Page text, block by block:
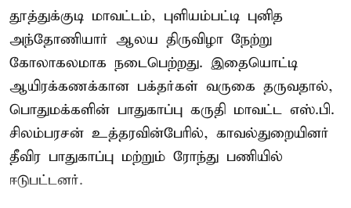
தூத்துக்குடி மாவட்டம், புளியம்பட்டி புனித
அந்தோணியார் ஆலய திருவிழா நேற்று
கோலாகலமாக நடைபெற்றது. இதையொட்டி
ஆயிரக்கணக்கான பக்தர்கள் வருகை தருவதால்,
பொதுமக்களின் பாதுகாப்பு கருதி மாவட்ட எஸ்.பி.
சிலம்பரசன் உத்தரவின்பேரில், காவல்துறையினர்
தீவிர பாதுகாப்பு மற்றும் ரோந்து பணியில்
ஈடுபட்டனர்.